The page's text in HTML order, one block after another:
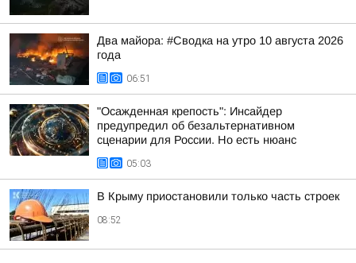
Два майора: #Сводка на утро 10 августа 2026
года
06:51
"Осажденная крепость": Инсайдер
предупредил об безальтернативном
сценарии для России. Но есть нюанс
05:03
В Крыму приостановили только часть строек
08:52